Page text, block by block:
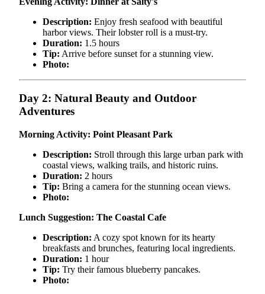
Description: Enjoy fresh seafood with beautiful
harbor views. Their lobster roll is a must-try.
Duration: 1.5 hours
Tip: Arrive before sunset for a stunning view.
Photo:
Day 2: Natural Beauty and Outdoor
Adventures
Morning Activity: Point Pleasant Park
Description: Stroll through this large urban park with
coastal views, walking trails, and historic ruins.
Duration: 2 hours
Tip: Bring a camera for the stunning ocean views.
Photo:
Lunch Suggestion: The Coastal Cafe
Description: A cozy spot known for its hearty
breakfasts and brunches, featuring local ingredients.
Duration: 1 hour
Tip: Try their famous blueberry pancakes.
Photo: